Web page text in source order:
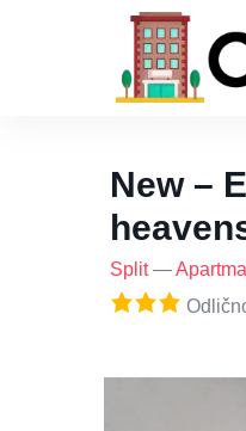
New –
Split—